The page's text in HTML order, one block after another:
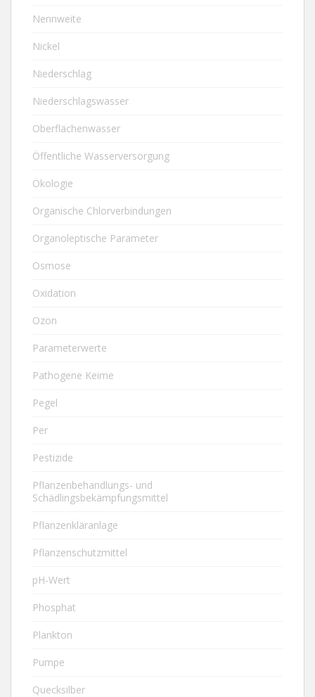
Nennweite
Nickel
Niederschlag
Niederschlagswasser
Oberflächenwasser
Öffentliche Wasserversorgung
Ökologie
Organische Chlorverbindungen
Organoleptische Parameter
Osmose
Oxidation
Ozon
Parameterwerte
Pathogene Keime
Pegel
Per
Pestizide
Pflanzenbehandlungs- und
Schädlingsbekämpfungsmittel
Pflanzenkläranlage
Pflanzenschutzmittel
pH-Wert
Phosphat
Plankton
Pumpe
Quecksilber